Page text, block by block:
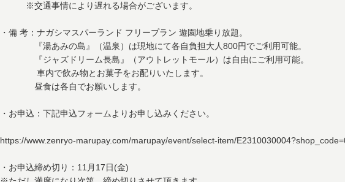
※交通事情により遅れる場合がございます。
・備 考：ナガシマスパーランド フリープラン 遊園地乗り放題。
『湯あみの島』（温泉）は現地にて各自負担大人800円でご利用可能。
『ジャズドリーム長島』（アウトレットモール）は自由にご利用可能。
車内で飲み物とお菓子をお配りいたします。
昼食は各自でお願いします。
・お申込：下記申込フォームよりお申し込みください。
https://www.zenryo-marupay.com/marupay/event/select-item/
・お申込締め切り：11月17日(金)